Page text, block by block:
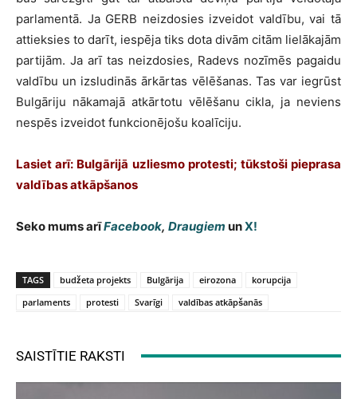
parlamentā. Ja GERB neizdosies izveidot valdību, vai tā
attieksies to darīt, iespēja tiks dota divām citām lielākajām
partijām. Ja arī tas neizdosies, Radevs nozīmēs pagaidu
valdību un izsludinās ārkārtas vēlēšanas. Tas var iegrūst
Bulgāriju nākamajā atkārtotu vēlēšanu cikla, ja neviens
nespēs izveidot funkcionējošu koalīciju.
Lasiet arī: Bulgārijā uzliesmo protesti; tūkstoši pieprasa
valdības atkāpšanos
Seko mums arīFacebook, Draugiem unX!
TAGS budžeta projekts Bulgārija eirozona
korupcija
parlaments
protesti Svarīgi valdības atkāpšanās
SAISTĪTIE RAKSTI